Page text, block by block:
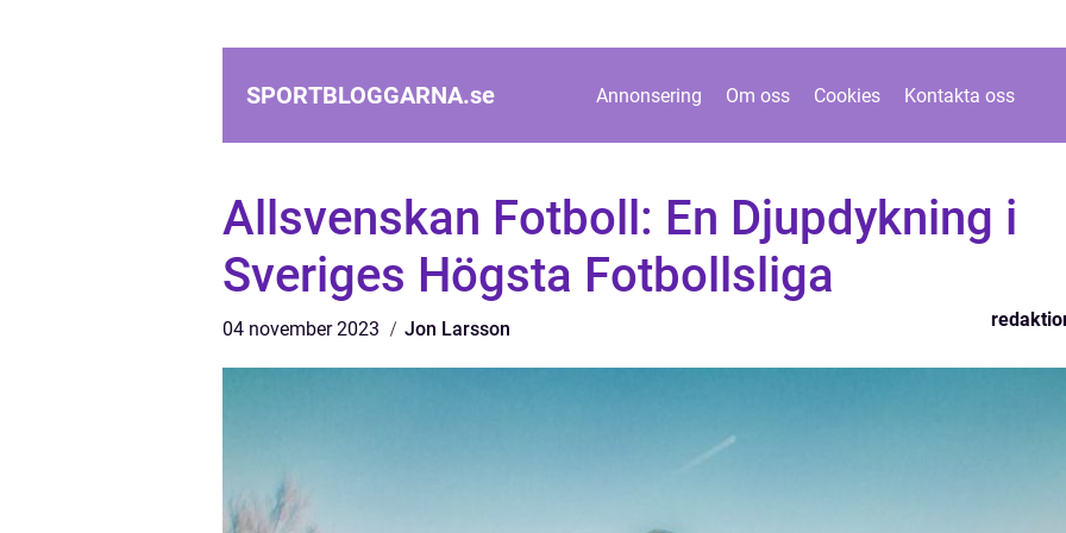
SPORTBLOGGARNA.se Annonsering Om oss Cookies Kontakta oss
Allsvenskan Fotboll: En Djupdykning i
Sveriges Högsta Fotbollsliga
04 november 2023 Jon Larsson